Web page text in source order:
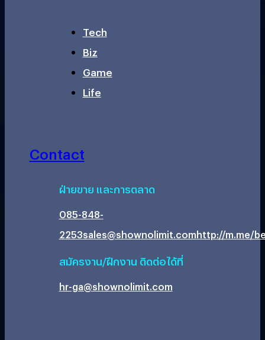
Tech
Biz
Game
Life
Contact
ฝ่ายขาย และการตลาด
085-848-
2253sales@shownolimit.comhttp://m.me/
สมัครงาน/ฝึกงาน ติดต่อได้ที่
hr-ga@shownolimit.com